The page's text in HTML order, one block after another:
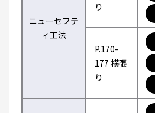
ニューセフテ
ィ工法
り
P.170-
177 横張
り